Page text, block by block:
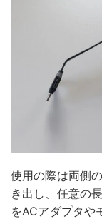
使用の際は両側
き出し、任意の
をACアダプタや